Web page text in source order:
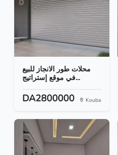
محلات طور الانجاز للبيع
في موقع إستراتيج...
DA2800000 Kouba